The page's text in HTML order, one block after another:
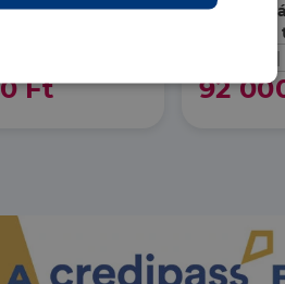
Ft
8154
92
Funkcionalitás